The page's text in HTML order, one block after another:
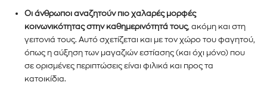
Οι άνθρωποι αναζητούν πιο χαλαρές μορφές
κοινωνικότητας στην καθημερινότητά τους, ακόμη και στη
γειτονιά τους. Αυτό σχετίζεται και με τον χώρο του φαγητού,
όπως η αύξηση των μαγαζιών εστίασης (και όχι μόνο) που
σε ορισμένες περιπτώσεις είναι φιλικά και προς τα
κατοικίδια.